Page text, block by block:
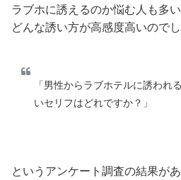
ラブホに誘えるのか悩む人も多い
どんな誘い方が高感度高いのでし
「男性からラブホテルに誘われ
いセリフはどれですか？」
というアンケート調査の結果があ